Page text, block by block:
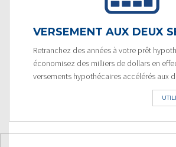
VERSEMENT AUX DEUX
Retranchez des années à votre prêt
économisez des milliers de dollars en
versements hypothécaires accélérés aux